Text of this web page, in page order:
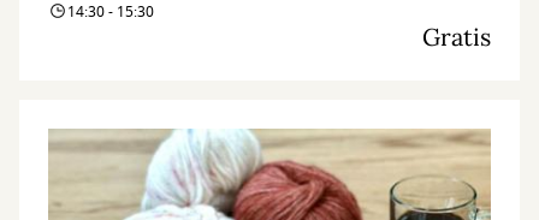
14:30 - 15:30
Gratis